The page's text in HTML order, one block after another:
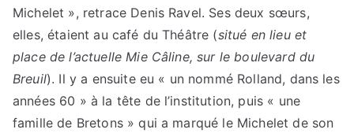
Michelet », retrace Denis Ravel. Ses deux sœurs,
elles, étaient au café du Théâtre (situé en lieu et
place de l’actuelle Mie Câline, sur le boulevard du
Breuil). Il y a ensuite eu « un nommé Rolland, dans les
années 60 » à la tête de l’institution, puis « une
famille de Bretons » qui a marqué le Michelet de son